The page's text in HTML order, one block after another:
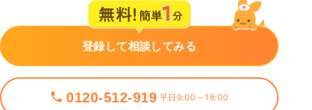
登録して相談してみる
0120-512-919 平日9:00～18:00